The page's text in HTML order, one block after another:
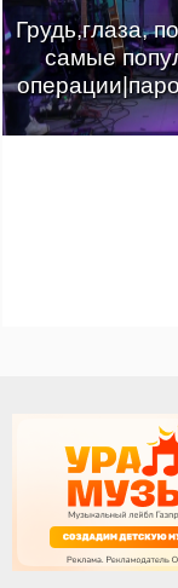
Грудь,глаза,
самые